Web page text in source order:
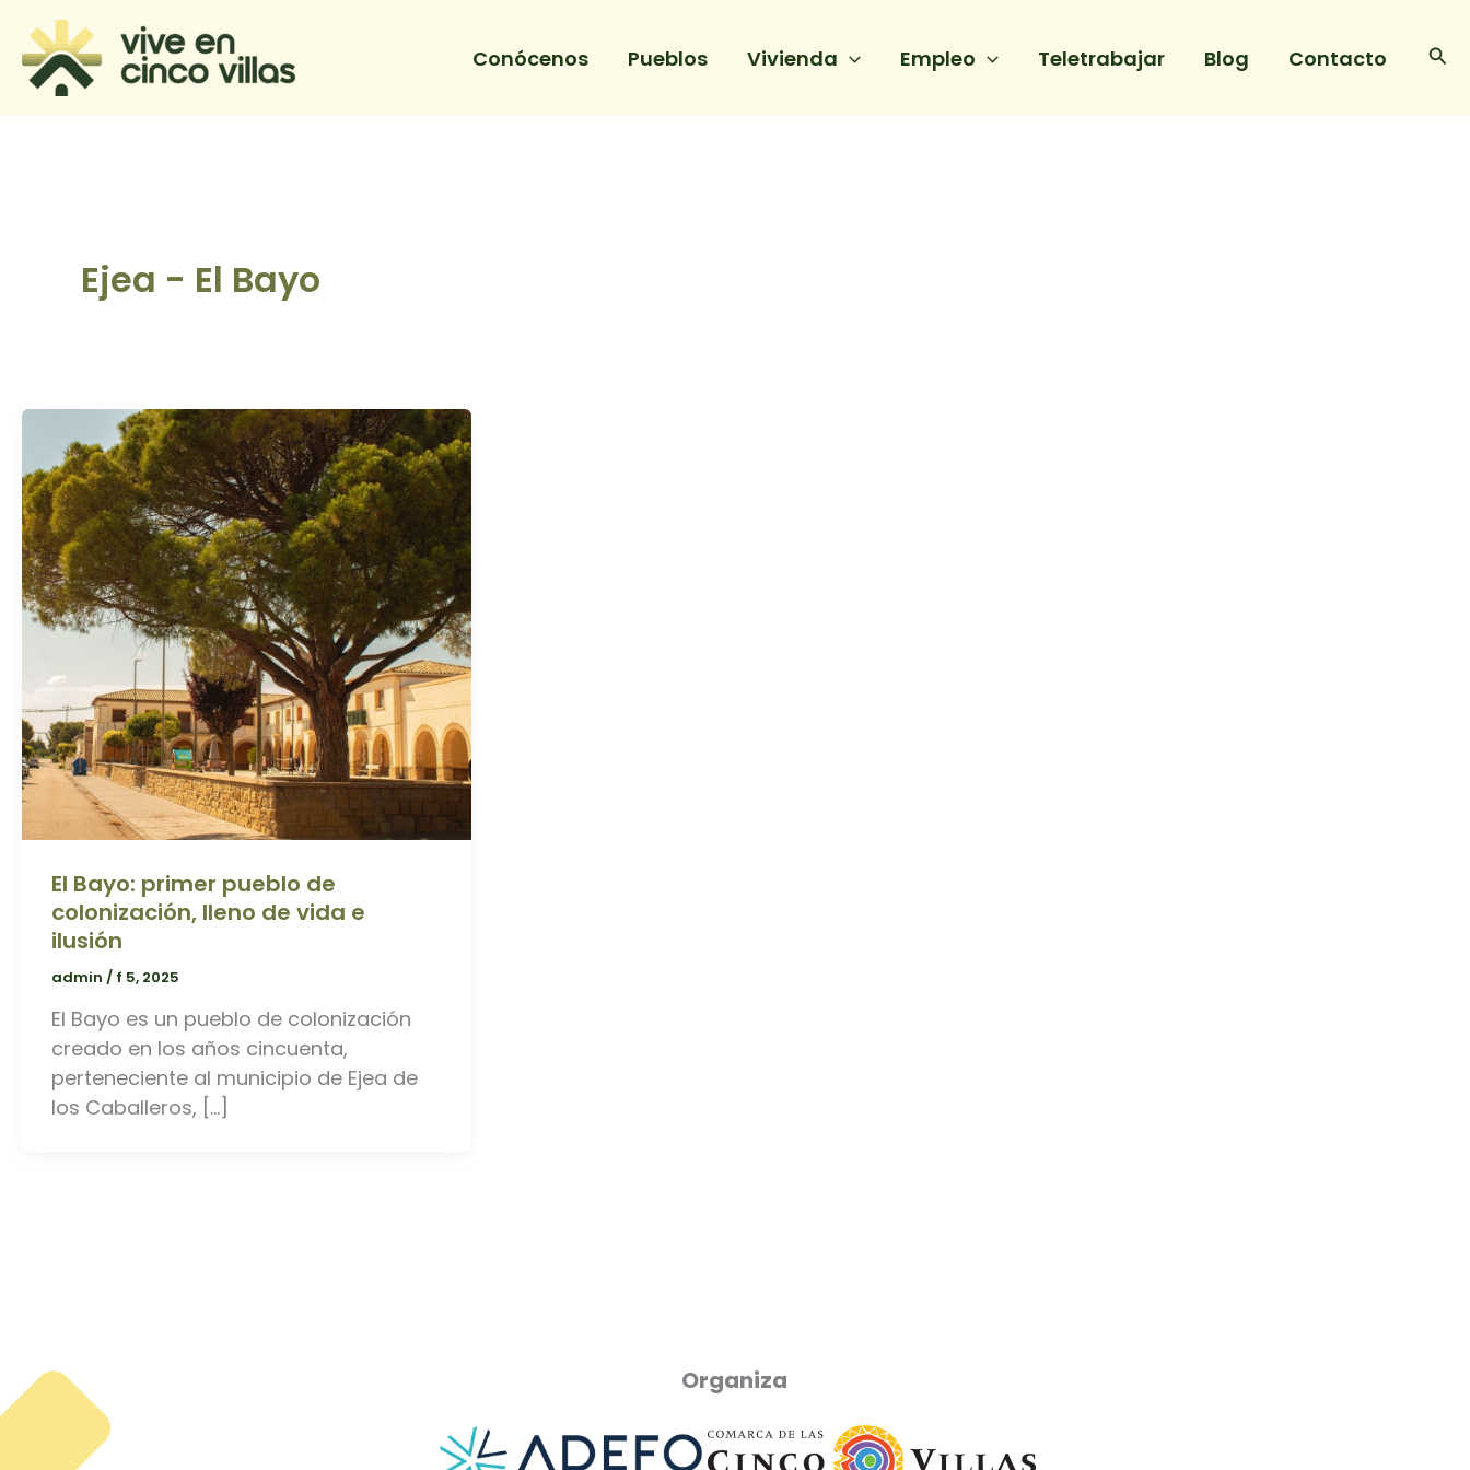
contenido
Conócenos Pueblos Vivienda Empleo Teletrabajar Blog Contacto
Ejea - El Bayo
El Bayo: primer pueblo de
colonización, lleno de vida e
ilusión
admin / f 5, 2025
El Bayo es un pueblo de colonización
creado en los años cincuenta,
perteneciente al municipio de Ejea de
los Caballeros, […]
Organiza